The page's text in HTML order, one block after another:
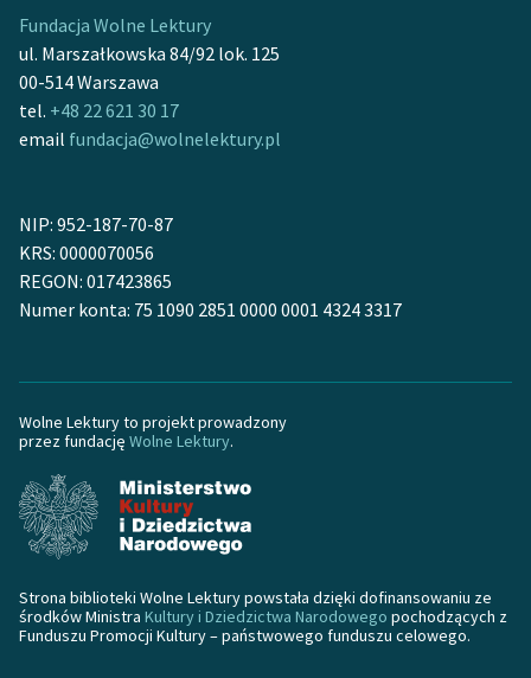
O nas
Kontakt
O projekcie
Zasady wykorzystania
Wolnych Lektur
Materiały promocyjne
Polityka prywatności
Regulamin biblioteki
Dane fundacji i
sprawozdania finansowe
Regulamin darowizn
Informacja o treściach
Fundacja Wolne Lektury
ul. Marszałkowska 84/92 lok. 125
00-514 Warszawa
tel. +48 22 621 30 17
email fundacja@wolnelektury.pl
NIP: 952-187-70-87
KRS: 0000070056
REGON: 017423865
Numer konta: 75 1090 2851 0000 0001 4324 3317
Wolne Lektury to projekt prowadzony
przez fundację Wolne Lektury.
Strona biblioteki Wolne Lektury powstała dzięki dofinansowaniu ze
środków Ministra Kultury i Dziedzictwa Narodowego pochodzących z
Funduszu Promocji Kultury – państwowego funduszu celowego.